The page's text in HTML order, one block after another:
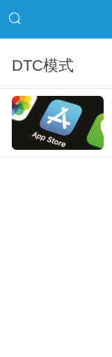
DTC模式